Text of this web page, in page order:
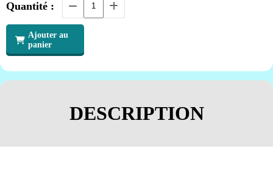
Quantité :
Ajouter au
panier
DESCRIPTION